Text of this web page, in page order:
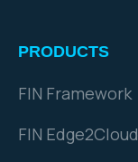
PRODUCTS
FIN Framework
FIN Edge2Cloud